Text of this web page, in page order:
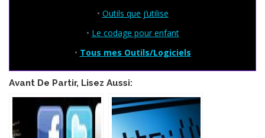
• Outils que j’utilise
• Le codage pour enfant
• Tous mes Outils/Logiciels
Avant De Partir, Lisez Aussi: